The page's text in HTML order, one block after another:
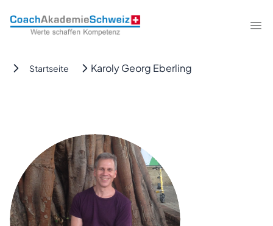
CoachAkademieSchweiz
Startseite Karoly Georg Eberling